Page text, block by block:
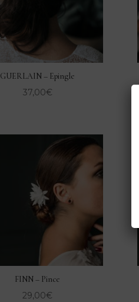
GUERLAIN – Epingle
37,00€
FINN – Pince
29,00€